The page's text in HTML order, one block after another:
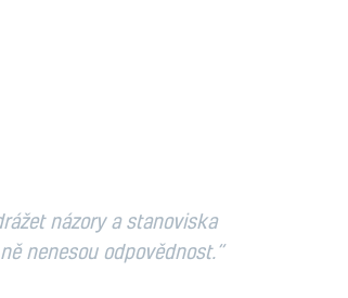
názory a stanoviska
nenesou odpovědnost.“